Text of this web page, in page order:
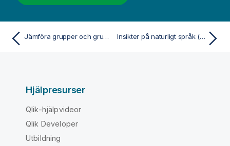
Jämföra grupper och gruppkategorier mot ett mått med ett mekko-diagram Insikter på naturligt språk (NL)
Hjälpresurser
Qlik-hjälpvideor
Qlik Developer
Utbildning